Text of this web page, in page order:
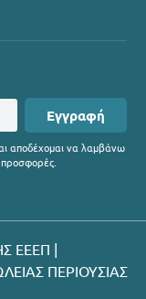
Εγγραφή
αποδέχομαι να λαμβάνω
ΕΕΕΠ |
ΠΕΡΙΟΥΣΙΑΣ